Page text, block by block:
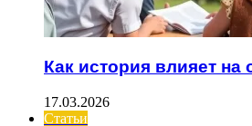
Как история влияет на
17.03.2026
Статьи